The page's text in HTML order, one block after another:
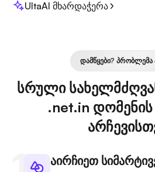
UltaAI მხარდაჭერა
ᲓᲐᲛᲬᲧᲔᲑᲘ? ᲞᲠᲝᲑᲚᲔᲛᲐ
სრული
.net.in
აირჩიეთ